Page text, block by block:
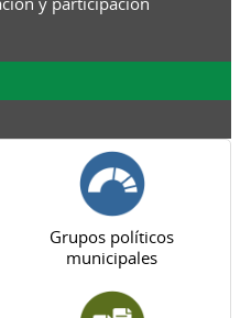
Grupos políticos
municipales